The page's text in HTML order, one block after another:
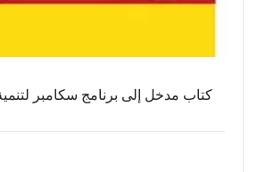
كتاب مدخل إلى برنامج سكامبر لتنمية